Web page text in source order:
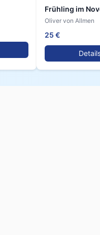
Frühling im
Oliver von Allmen
25 €